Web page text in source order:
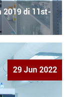
2019 di 11st-
29 Jun 2022